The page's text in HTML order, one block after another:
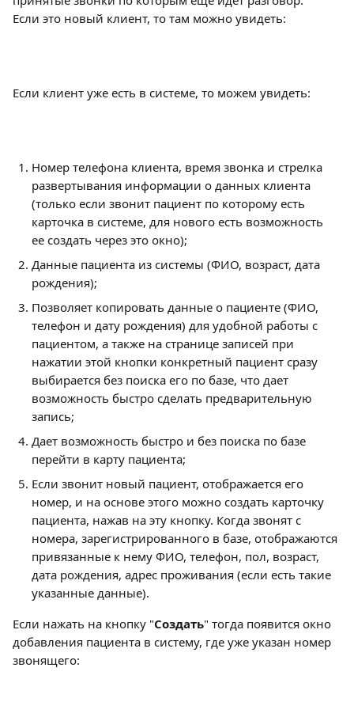
Если это новый клиент, то там можно увидеть:
Если клиент уже есть в системе, то можем увидеть:
Номер телефона клиента, время звонка и стрелка
развертывания информации о данных клиента
(только если звонит пациент по которому есть
карточка в системе, для нового есть возможность
ее создать через это окно);
Данные пациента из системы (ФИО, возраст, дата
рождения);
Позволяет копировать данные о пациенте (ФИО,
телефон и дату рождения) для удобной работы с
пациентом, а также на странице записей при
нажатии этой кнопки конкретный пациент сразу
выбирается без поиска его по базе, что дает
возможность быстро сделать предварительную
запись;
Дает возможность быстро и без поиска по базе
перейти в карту пациента;
Если звонит новый пациент, отображается его
номер, и на основе этого можно создать карточку
пациента, нажав на эту кнопку. Когда звонят с
номера, зарегистрированного в базе, отображаются
привязанные к нему ФИО, телефон, пол, возраст,
дата рождения, адрес проживания (если есть такие
указанные данные).
Если нажать на кнопку "Создать" тогда появится окно
добавления пациента в систему, где уже указан номер
звонящего: